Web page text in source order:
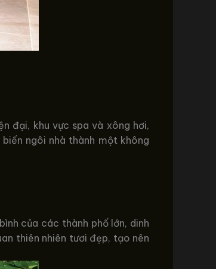
đại, khu vực spa và xông hơi,
ngôi nhà thành một không
của các thành phố lớn, dinh
thiên nhiên tươi đẹp, tạo nên